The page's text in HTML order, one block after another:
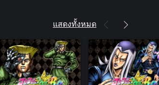
แสดงทั้งหมด